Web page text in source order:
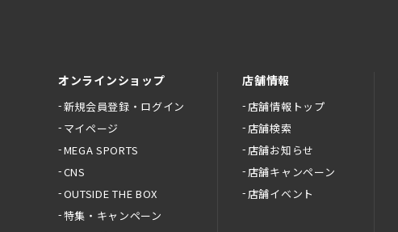
オンラインショップ
新規会員登録・ログイン
マイページ
MEGA SPORTS
CNS
OUTSIDE THE BOX
特集・キャンペーン
店舗情報
店舗情報トップ
店舗検索
店舗お知らせ
店舗キャンペーン
店舗イベント